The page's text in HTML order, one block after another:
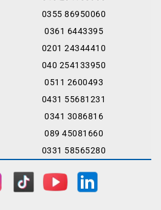
0355 86950060
0361 6443395
0201 24344410
040 254133950
0511 2600493
0431 55681231
0341 3086816
089 45081660
0331 58565280